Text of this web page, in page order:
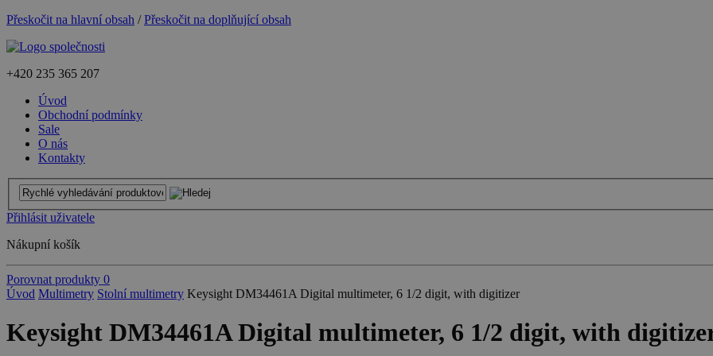
Přeskočit na hlavní obsah /Přeskočit na doplňující obsah
+420 235 365 207
Úvod
Obchodní podmínky
Sale
O nás
Kontakty
Přihlásit uživatele
Nákupní košík
Porovnat produkty 0
Úvod Multimetry Stolní multimetry Keysight DM34461A Digital multimeter, 6 1/2 digit, with digitizer
Keysight DM34461A Digital multimeter, 6 1/2 digit, with